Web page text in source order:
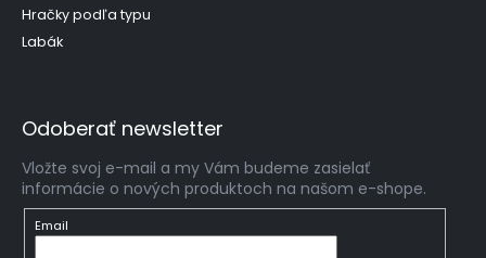
Hračky podľa typu
Labák
Odoberať newsletter
Vložte svoj e-mail a my Vám budeme zasielať
informácie o nových produktoch na našom e-shope.
Email